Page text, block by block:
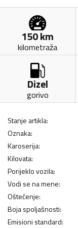
150km
kilometraža
Dizel
gorivo
Stanje artikla:
Oznaka:
Karoserija:
Kilovata:
Porijeklo vozila:
Vodi se na mene:
Oštećenje:
Boja spoljašnosti:
Emisioni standard: